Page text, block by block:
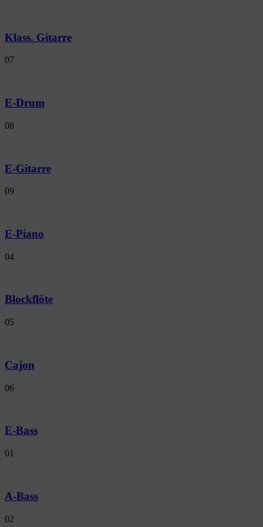
Klass. Gitarre
07
E-Drum
08
E-Gitarre
09
E-Piano
04
Blockflöte
05
Cajon
06
E-Bass
01
A-Bass
02